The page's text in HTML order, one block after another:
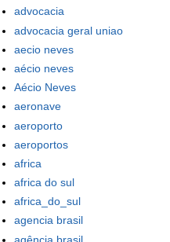
advocacia
advocacia geral uniao
aecio neves
aécio neves
Aécio Neves
aeronave
aeroporto
aeroportos
africa
africa do sul
africa_do_sul
agencia brasil
agência brasil